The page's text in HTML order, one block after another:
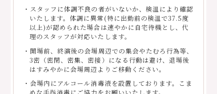
・スタッフに体調不良の者がいないか、検温により確認
いたします。体調に異常(特に出勤前の検温で37.5度
以上)が認められた場合は速やかに自宅待機とし、代
理のスタッフが対応いたします。
・開場前、終演後の会場周辺での集会やたむろ行為等、
3密（密閉、密集、密接）になる行動は避け、退場後
はすみやかに会場周辺よりご移動ください。
・会場内にアルコール消毒液を設置しております。こま